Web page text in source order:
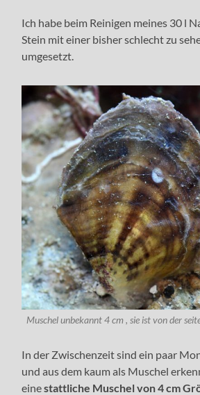
Ich habe beim Reinigen meines 30 l
Stein mit einer bisher schlecht zu
umgesetzt.
Muschel unbekannt 4 cm , sie ist von der
In der Zwischenzeit sind ein paar
und aus dem kaum als Muschel
einestattliche Muschel von 4 cm